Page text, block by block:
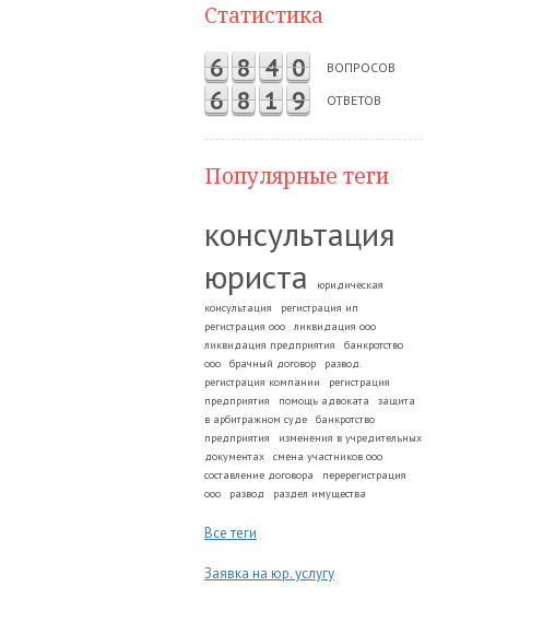
Статистика
6 8 4 0 ВОПРОСОВ
6 8 1 9 ОТВЕТОВ
Популярные теги
консультация
юриста
юридическая
консультация
регистрация ип
регистрация ооо
ликвидация ооо
ликвидация предприятия
банкротство
ооо
брачный договор
развод.
регистрация компании
регистрация
предприятия
помощь адвоката
защита
в арбитражном суде
банкротство
предприятия
изменения в учредительных
документах
смена участников ооо
составление договора
перерегистрация
ооо
развод раздел имущества
Все теги
Заявка на юр. услугу